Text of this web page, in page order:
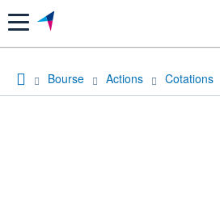
Menu
Bourse Actions Cotations